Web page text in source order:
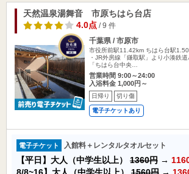
天然温泉湯舞音 市原ちはら台店
4.0点/ 9 件
千葉県 / 市原市
市役所前駅11.42km ちはら台駅
・JR外房線「鎌取駅」より小湊鉄
「ちはら台中央…
営業時間 9:00～24:00
入浴料金 1,000円～
日帰り 切り傷
電子チケットあり
電子チケット 入館料＋レンタルタオルセット
【平日】大人（中学生以上） 1360円 →
8/8~16】大人（中学生以上） 1560円 →